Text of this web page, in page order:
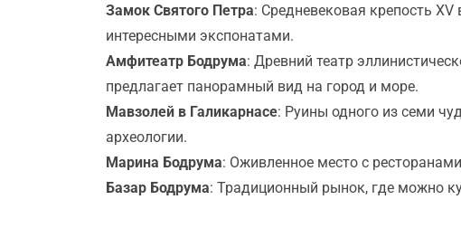
Замок Святого Петра: Средневековая крепость
интересными экспонатами.
Амфитеатр Бодрума: Древний театр
предлагает панорамный вид на город и море.
Мавзолей в Галикарнасе: Руины одного из семи
археологии.
Марина Бодрума: Оживленное место с
Базар Бодрума: Традиционный рынок, где можно